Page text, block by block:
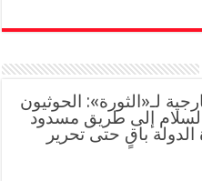
لـ«الثورة»: الحوثيون
إلى طريق مسدود
الدولة باقٍ حتى تحرير